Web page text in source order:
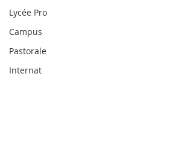
Lycée Pro
Campus
Pastorale
Internat